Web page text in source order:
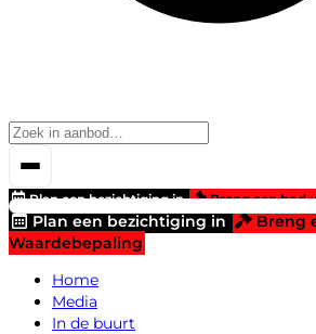
Plan een bezichtiging in Breng een bod
Plan een bezichtiging in
Breng
Waardebepaling
Home
Media
In de buurt